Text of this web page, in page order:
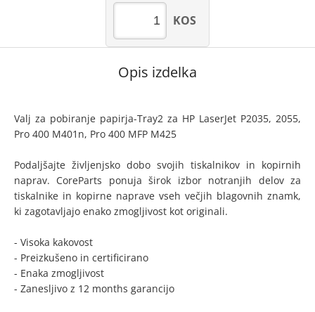
KOS
Opis izdelka
Valj za pobiranje papirja-Tray2 za HP LaserJet P2035, 2055,
Pro 400 M401n, Pro 400 MFP M425
Podaljšajte življenjsko dobo svojih tiskalnikov in kopirnih
naprav. CoreParts ponuja širok izbor notranjih delov za
tiskalnike in kopirne naprave vseh večjih blagovnih znamk,
ki zagotavljajo enako zmogljivost kot originali.
- Visoka kakovost
- Preizkušeno in certificirano
- Enaka zmogljivost
- Zanesljivo z 12 months garancijo